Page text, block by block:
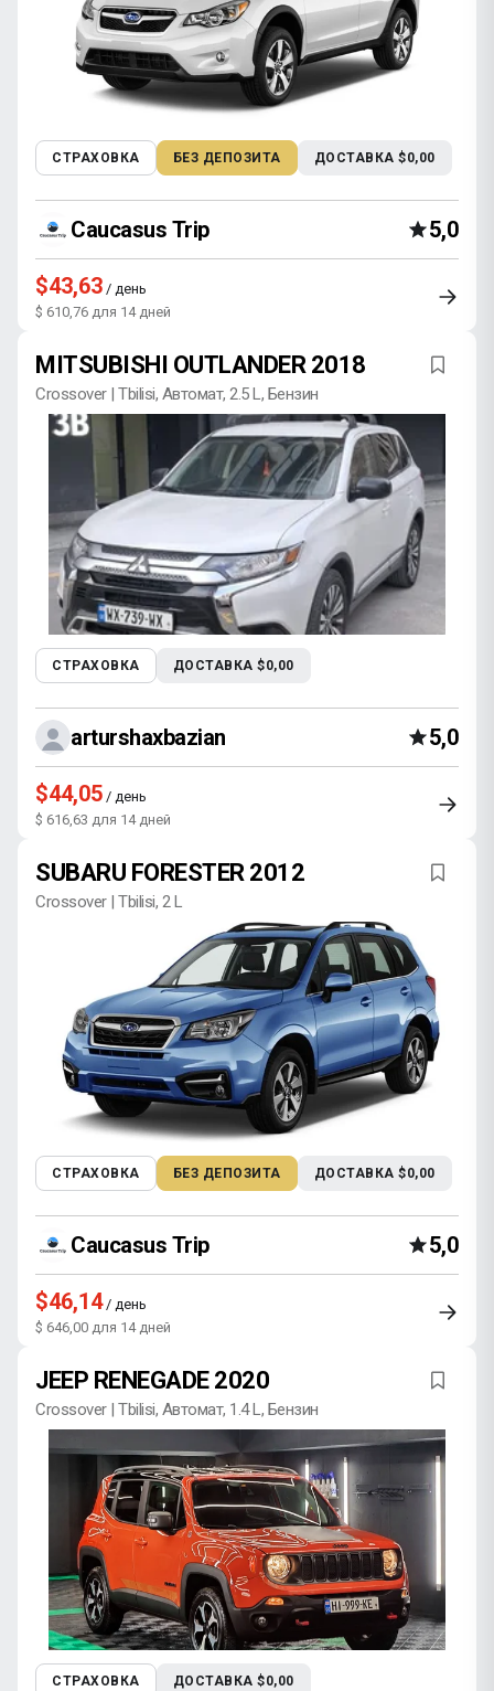
СТРАХОВКА БЕЗ ДЕПОЗИТА ДОСТАВКА $0,00
Caucasus Trip 5,0
$43,63 / день
$ 610,76 для 14 дней
MITSUBISHI OUTLANDER 2018
Crossover | Tbilisi, Автомат, 2.5 L, Бензин
СТРАХОВКА ДОСТАВКА $0,00
arturshaxbaziani 5,0
$44,05 / день
$ 616,63 для 14 дней
SUBARU FORESTER 2012
Crossover | Tbilisi, 2 L
СТРАХОВКА БЕЗ ДЕПОЗИТА ДОСТАВКА $0,00
Caucasus Trip 5,0
$46,14/ день
$ 646,00 для 14 дней
JEEP RENEGADE 2020
Crossover | Tbilisi, Автомат, 1.4 L, Бензин
СТРАХОВКА ДОСТАВКА $0,00